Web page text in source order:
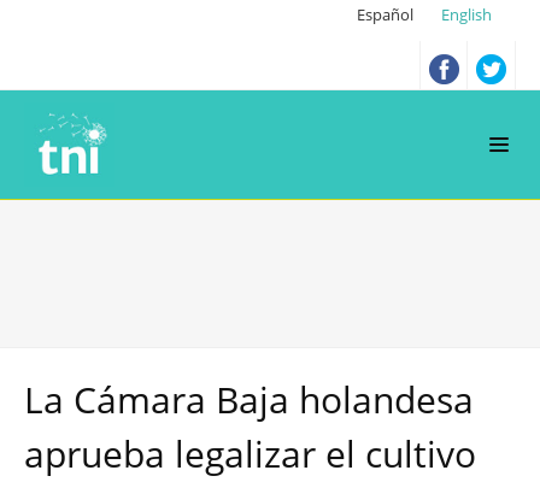
Español English
La Cámara Baja holandesa
aprueba legalizar el cultivo